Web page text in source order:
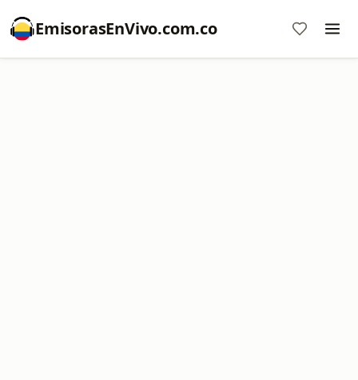
EmisorasEnVivo.com.co